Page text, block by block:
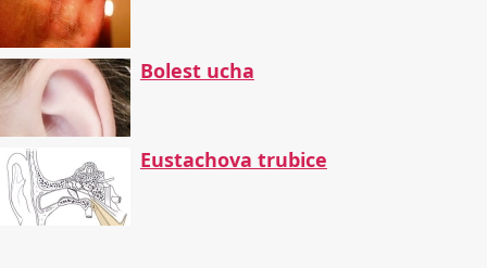
Bolest ucha
Eustachova trubice